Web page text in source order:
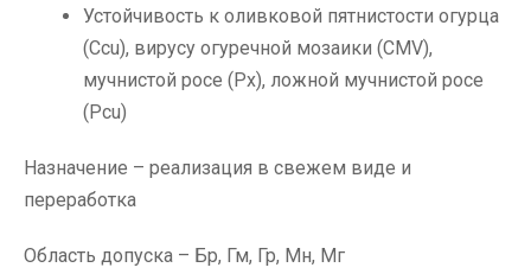
Устойчивость к оливковой пятнистости огурца
(Ccu), вирусу огуречной мозаики (CMV),
мучнистой росе (Px), ложной мучнистой росе
(Pcu)
Назначение – реализация в свежем виде и
переработка
Область допуска – Бр, Гм, Гр, Мн, Мг